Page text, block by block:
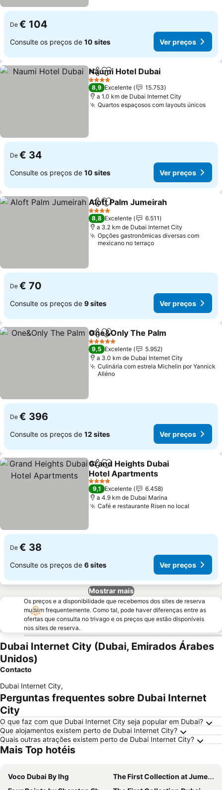
De € 104
Consulte os preços de 10 sites Ver preços
PartilharAdicionar aos favoritos
Naumi Hotel Dubai
4 Estrelas
8,9 Excelente
15.753
a 1.0 km de Dubai Internet City
Quartos espaçosos com layouts únicosVer
De € 34
Consulte os preços de 10 sites Ver preços
PartilharAdicionar aos favoritos
Aloft Palm Jumeirah
4 Estrelas
8,8 Excelente
6.511
a 3.2 km de Dubai Internet City
Opções gastronômicas diversas com
mexicano no terraço
De € 70
Consulte os preços de 9 sites Ver preços
PartilharAdicionar aos favoritos
One&Only The Palm
5 Estrelas
9,5 Excelente
5.952
a 3.0 km de Dubai Internet City
Culinária com estrela Michelin por Yannick
Alléno
De € 396
Consulte os preços de 12 sites Ver preços
PartilharAdicionar aos favoritos
Grand Heights Dubai
Hotel Apartments
Ver preços
4 Estrelas
9,1 Excelente
6.458
a 4.9 km de Dubai Marina
Café e restaurante Risen no local
De € 38
Consulte os preços de 6 sites Ver preços
Mostrar mais
Os preços e a disponibilidade que recebemos dos sites de reserva
mudam frequentemente. Como tal, pode haver diferenças entre as
ofertas que consulta no trivago e os preços que estão disponíveis
nos sites de reserva.
Dubai Internet City (Dubai, Emirados Árabes
Unidos)
Contacto
Dubai Internet City,
Perguntas frequentes sobre Dubai Internet
City
O que faz com que Dubai Internet City seja popular em Dubai?
Que alojamentos existem perto de Dubai Internet City?
Quais outras atrações existem perto de Dubai Internet City?
Mais Top hotéis
Voco Dubai By Ihg
The First Collection at Jumeirah Village Circle, a Tribute Portfolio Hotel